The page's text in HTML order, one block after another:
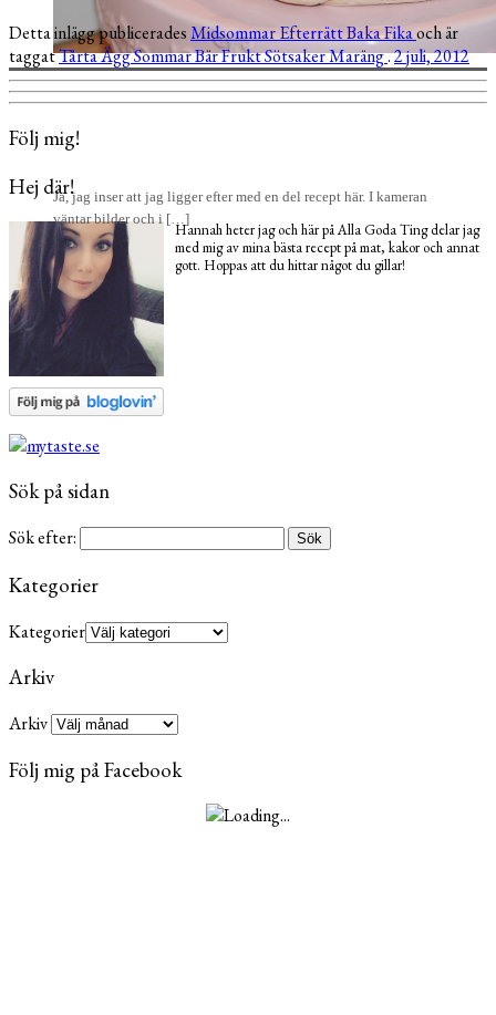
Ja, jag inser att jag ligger efter med en del recept här. I kameran
väntar bilder och i […]
Detta inlägg publiceradesMidsommarEfterrättBakaFikaoch är
taggatTårtaÄggSommarBärFruktSötsakerMaräng.2 juli, 2012
Följ mig!
Hej där!
Hannah heter jag och här på Alla Goda Ting delar jag
med mig av mina bästa recept på mat, kakor och annat
gott. Hoppas att du hittar något du gillar!
Sök på sidan
Sök efter:
Kategorier
Kategorier
Arkiv
Arkiv
Följ mig på Facebook